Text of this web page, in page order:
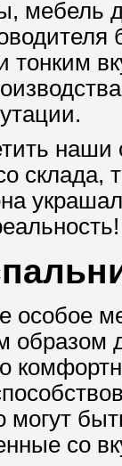
мебель
наши
склада,
особое
образом
со